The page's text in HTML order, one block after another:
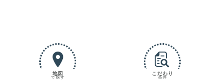
地図
で探す
こだわり
条件